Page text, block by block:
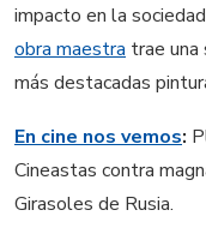
impacto en la
obra maestra trae una
más destacadas
En cine nos vemos:
Cineastas contra
Girasoles de Rusia.